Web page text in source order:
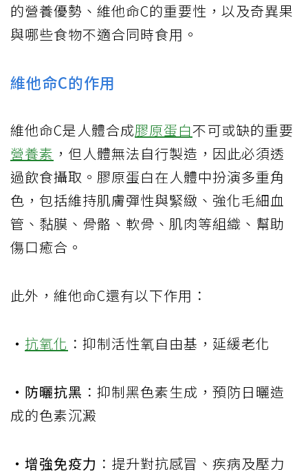
的營養優勢、維他命C的重要性，以及奇異果
與哪些食物不適合同時食用。
維他命C的作用
維他命C是人體合成膠原蛋白不可或缺的重要
營養素 ，但人體無法自行製造，因此必須透
過飲食攝取。膠原蛋白在人體中扮演多重角
色，包括維持肌膚彈性與緊緻、強化毛細血
管、黏膜、骨骼、軟骨、肌肉等組織、幫助
傷口癒合。
此外，維他命C還有以下作用：
‧ 抗氧化 ：抑制活性氧自由基，延緩老化
‧防曬抗黑 ：抑制黑色素生成，預防日曬造
成的色素沉澱
‧增強免疫力 ：提升對抗感冒、疾病及壓力